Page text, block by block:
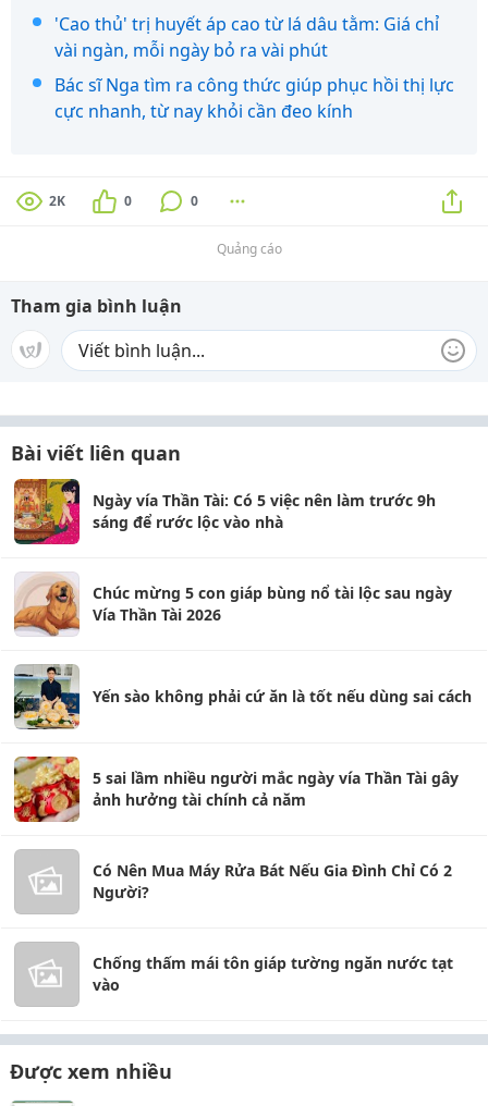
'Cao thủ' trị huyết áp cao từ lá dâu tằm: Giá chỉ
vài ngàn, mỗi ngày bỏ ra vài phút
Bác sĩ Nga tìm ra công thức giúp phục hồi thị lực
cực nhanh, từ nay khỏi cần đeo kính
2K 0 0
Quảng cáo
Tham gia bình luận
Bài viết liên quan
Ngày vía Thần Tài: Có 5 việc nên làm trước 9h
sáng để rước lộc vào nhà
Chúc mừng 5 con giáp bùng nổ tài lộc sau ngày
Vía Thần Tài 2026
Yến sào không phải cứ ăn là tốt nếu dùng sai cách
5 sai lầm nhiều người mắc ngày vía Thần Tài gây
ảnh hưởng tài chính cả năm
Có Nên Mua Máy Rửa Bát Nếu Gia Đình Chỉ Có 2
Người?
Chống thấm mái tôn giáp tường ngăn nước tạt
vào
Được xem nhiều